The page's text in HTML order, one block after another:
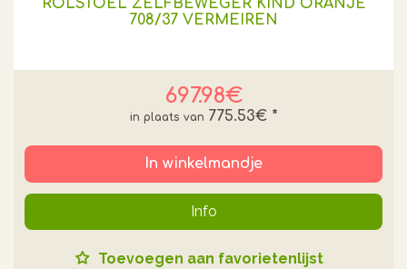
ROLSTOEL ZELFBEWEGER KIND ORANJE
708/37 VERMEIREN
697.98€
775.53€ *
In winkelmandje
Info
Toevoegen aan favorietenlijst